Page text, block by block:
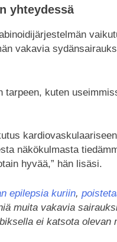
yhteydessä
vakavia
tarpeen, kuten
kardiovaskulaariseen
näkökulmasta
hyvää,” hän lisäsi.
epilepsia kuriin,
muita vakavia
ei katsota olevan